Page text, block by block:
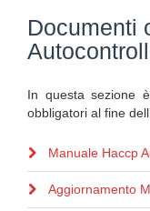
Documenti
In questa sezione
obbligatori al fine
Manuale Haccp
Aggiornamento